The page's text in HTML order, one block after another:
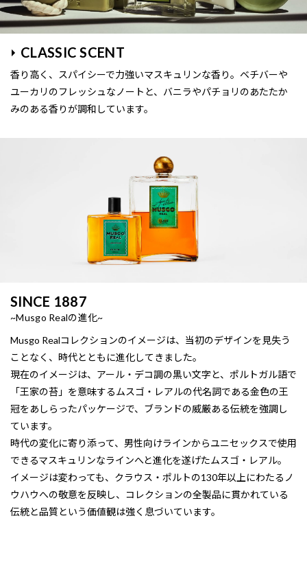
CLASSIC SCENT
香り高く、スパイシーで力強いマスキュリンな香り。ベチバーや
ユーカリのフレッシュなノートと、バニラやパチョリのあたたか
みのある香りが調和しています。
SINCE 1887
~Musgo Realの進化~
Musgo Realコレクションのイメージは、当初のデザインを見失う
ことなく、時代とともに進化してきました。
現在のイメージは、アール・デコ調の黒い文字と、ポルトガル語で
「王家の苔」を意味するムスゴ・レアルの代名詞である金色の王
冠をあしらったパッケージで、ブランドの威厳ある伝統を強調し
ています。
時代の変化に寄り添って、男性向けラインからユニセックスで使用
できるマスキュリンなラインへと進化を遂げたムスゴ・レアル。
イメージは変わっても、クラウス・ポルトの130年以上にわたるノ
ウハウへの敬意を反映し、コレクションの全製品に貫かれている
伝統と品質という価値観は強く息づいています。